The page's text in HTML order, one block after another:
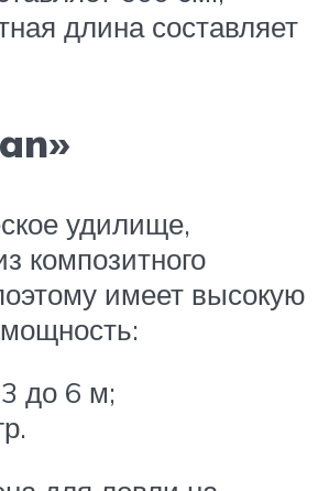
длина составляет
удилище,
композитного
имеет высокую
до 6 м;